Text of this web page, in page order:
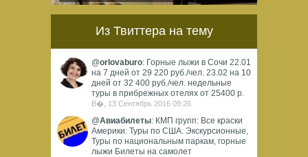
официально
классифицированных...
Из Твиттера на тему
@orlovaburo: Горные лыжи в Сочи 22.01
на 7 дней от 29 220 руб./чел. 23.02 на 10
дней от 32 400 руб./чел. недельные
туры в прибрежных отелях от 25400 р.
В�, 13 Сентябрь 2016 09:26
@Авиабилеты: КМП групп: Все краски
Америки: Туры по США. Экскурсионные,
Туры по национальным паркам, горные
лыжи Билеты на самолет